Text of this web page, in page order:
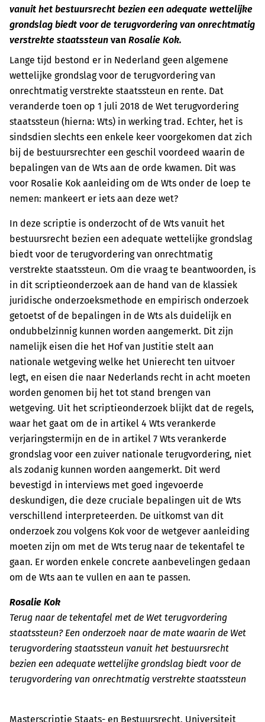
vanuit het bestuursrecht bezien een adequate wettelijke
grondslag biedt voor de terugvordering van onrechtmatig
verstrekte staatssteun van Rosalie Kok.
Lange tijd bestond er in Nederland geen algemene
wettelijke grondslag voor de terugvordering van
onrechtmatig verstrekte staatssteun en rente. Dat
veranderde toen op 1 juli 2018 de Wet terugvordering
staatssteun (hierna: Wts) in werking trad. Echter, het is
sindsdien slechts een enkele keer voorgekomen dat zich
bij de bestuursrechter een geschil voordeed waarin de
bepalingen van de Wts aan de orde kwamen. Dit was
voor Rosalie Kok aanleiding om de Wts onder de loep te
nemen: mankeert er iets aan deze wet?
In deze scriptie is onderzocht of de Wts vanuit het
bestuursrecht bezien een adequate wettelijke grondslag
biedt voor de terugvordering van onrechtmatig
verstrekte staatssteun. Om die vraag te beantwoorden, is
in dit scriptieonderzoek aan de hand van de klassiek
juridische onderzoeksmethode en empirisch onderzoek
getoetst of de bepalingen in de Wts als duidelijk en
ondubbelzinnig kunnen worden aangemerkt. Dit zijn
namelijk eisen die het Hof van Justitie stelt aan
nationale wetgeving welke het Unierecht ten uitvoer
legt, en eisen die naar Nederlands recht in acht moeten
worden genomen bij het tot stand brengen van
wetgeving. Uit het scriptieonderzoek blijkt dat de regels,
waar het gaat om de in artikel 4 Wts verankerde
verjaringstermijn en de in artikel 7 Wts verankerde
grondslag voor een zuiver nationale terugvordering, niet
als zodanig kunnen worden aangemerkt. Dit werd
bevestigd in interviews met goed ingevoerde
deskundigen, die deze cruciale bepalingen uit de Wts
verschillend interpreteerden. De uitkomst van dit
onderzoek zou volgens Kok voor de wetgever aanleiding
moeten zijn om met de Wts terug naar de tekentafel te
gaan. Er worden enkele concrete aanbevelingen gedaan
om de Wts aan te vullen en aan te passen.
Rosalie Kok
Terug naar de tekentafel met de Wet terugvordering
staatssteun? Een onderzoek naar de mate waarin de Wet
terugvordering staatssteun vanuit het bestuursrecht
bezien een adequate wettelijke grondslag biedt voor de
terugvordering van onrechtmatig verstrekte staatssteun
Masterscriptie Staats- en Bestuursrecht, Universiteit